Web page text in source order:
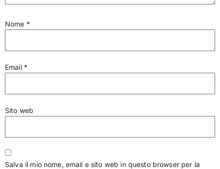
Nome *
Email *
Sito web
Salva il mio nome, email e sito web in questo browser per la